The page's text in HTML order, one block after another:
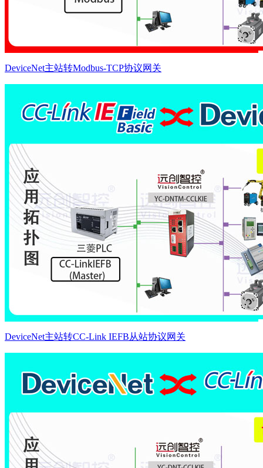
DeviceNet主站转Modbus-TCP协议网关
DeviceNet主站转CC-Link IEFB从站协议网关